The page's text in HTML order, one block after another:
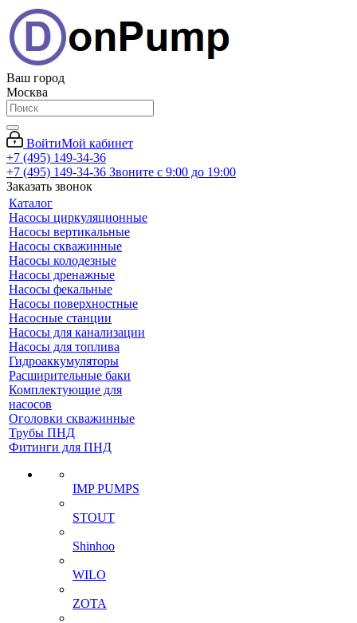
Ваш город
Москва
ВойтиМой кабинет
+7 (495) 149-34-36
+7 (495) 149-34-36 Звоните с 9:00 до 19:00
Заказать звонок
Каталог
Насосы циркуляционные
Насосы вертикальные
Насосы скважинные
Насосы колодезные
Насосы дренажные
Насосы фекальные
Насосы поверхностные
Насосные станции
Насосы для канализации
Насосы для топлива
Гидроаккумуляторы
Расширительные баки
Комплектующие для
насосов
Оголовки скважинные
Трубы ПНД
Фитинги для ПНД
IMP PUMPS
STOUT
Shinhoo
WILO
ZOTA